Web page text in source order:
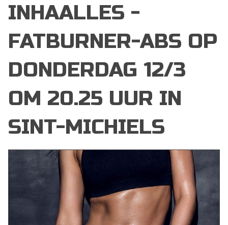
INHAALLES -
FATBURNER-ABS OP
DONDERDAG 12/3
OM 20.25 UUR IN
SINT-MICHIELS